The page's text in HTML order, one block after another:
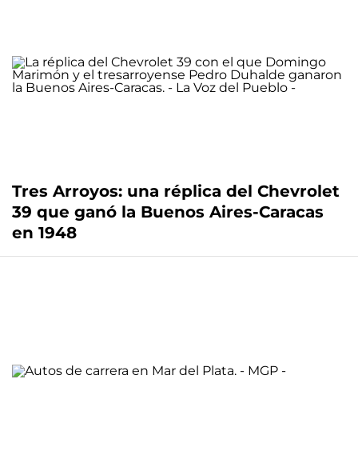
Tres Arroyos: una réplica del Chevrolet
39 que ganó la Buenos Aires-Caracas
en 1948